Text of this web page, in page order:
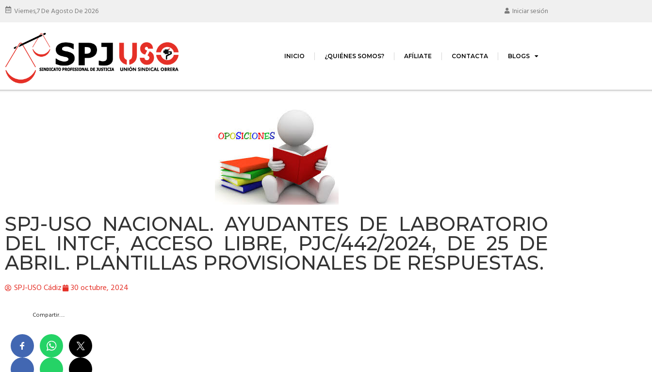
Viernes,7 De Agosto De 2026 Iniciar sesión
INICIO ¿QUIÉNES SOMOS? AFÍLIATE CONTACTA BLOGS
SPJ-USO NACIONAL. AYUDANTES DE LABORATORIO
DEL INTCF, ACCESO LIBRE, PJC/442/2024, DE 25 DE
ABRIL. PLANTILLAS PROVISIONALES DE RESPUESTAS.
SPJ-USO Cádiz 30 octubre, 2024
Compartir….